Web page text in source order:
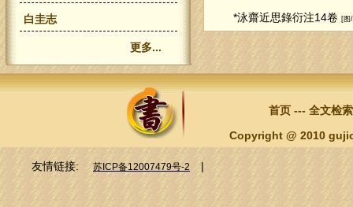
白圭志
更多...
*泳齋近思錄衍注14卷 [图
首页 --- 全文检索
Copyright @ 2010
友情链接:苏ICP备12007479号-2 |